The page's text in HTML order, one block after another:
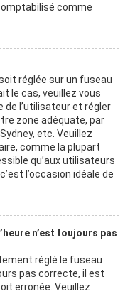
comme
réglée sur un fuseau
le cas, veuillez vous
de l’utilisateur et régler
zone adéquate, par
etc. Veuillez
comme la plupart
qu’aux utilisateurs
l’occasion idéale de
n’est toujours pas
réglé le fuseau
pas correcte, il est
erronée. Veuillez